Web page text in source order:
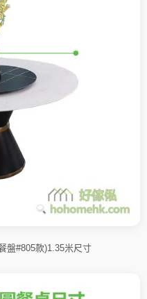
盤#805款)1.35米尺寸